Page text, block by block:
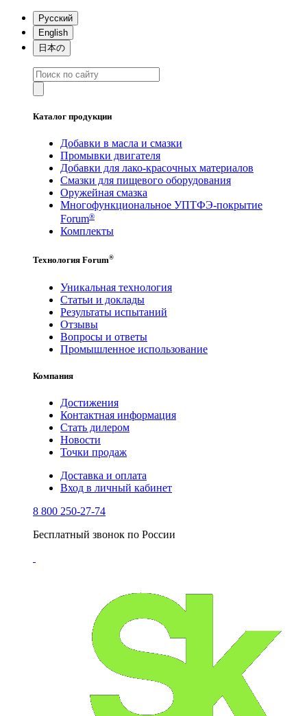
Русский
English
日本の
Каталог продукции
Добавки в масла и смазки
Промывки двигателя
Добавки для лако-красочных материалов
Смазки для пищевого оборудования
Оружейная смазка
Многофункциональное УПТФЭ-покрытие
Forum®
Комплекты
Технология Forum®
Уникальная технология
Статьи и доклады
Результаты испытаний
Отзывы
Вопросы и ответы
Промышленное использование
Компания
Достижения
Контактная информация
Стать дилером
Новости
Точки продаж
Доставка и оплата
Вход в личный кабинет
8 800 250-27-74
Бесплатный звонок по России